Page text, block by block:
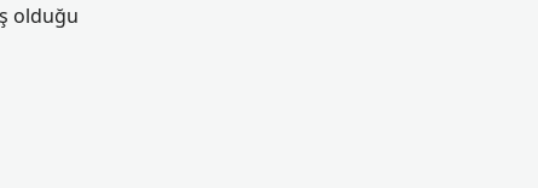
olduğu